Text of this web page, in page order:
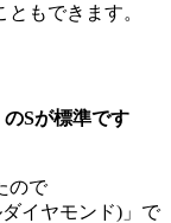
もできます。
Sが標準です
ので
イヤモンド)」で